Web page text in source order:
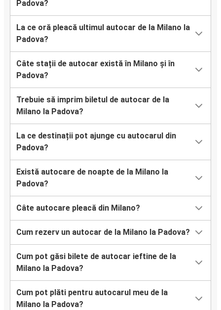
Padova?
La ce oră pleacă ultimul autocar de la Milano la
Padova?
Câte stații de autocar există în Milano și în
Padova?
Trebuie să imprim biletul de autocar de la
Milano la Padova?
La ce destinații pot ajunge cu autocarul din
Padova?
Există autocare de noapte de la Milano la
Padova?
Câte autocare pleacă din Milano?
Cum rezerv un autocar de la Milano la Padova?
Cum pot găsi bilete de autocar ieftine de la
Milano la Padova?
Cum pot plăti pentru autocarul meu de la
Milano la Padova?